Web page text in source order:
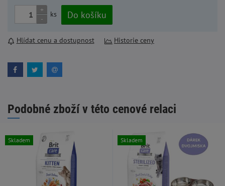
+
-
ks Do košíku
Hlídat cenu a dostupnost Historie ceny
Podobné zboží v této cenové relaci
Skladem Skladem